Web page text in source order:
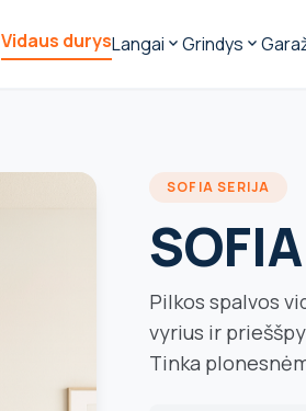
Vidaus durysLangai expand_more Grindys expand_more
SOFIA SERIJA
Pilkos spalvos
vyrius ir
Tinka